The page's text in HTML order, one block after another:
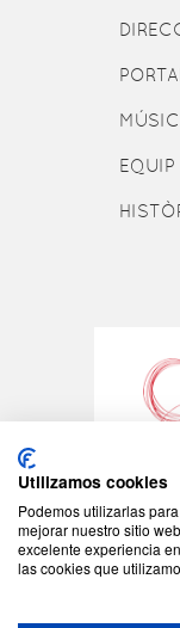
EQUIP
Utilizamos cookies
Podemos utilizarlas
mejorar nuestro sitio
excelente experiencia
las cookies que